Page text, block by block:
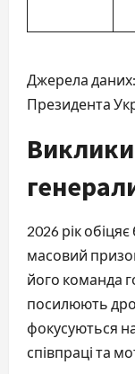
Джерела
Президента
2026 рік
масовий
його команда
посилюють
фокусуються
співпраці та